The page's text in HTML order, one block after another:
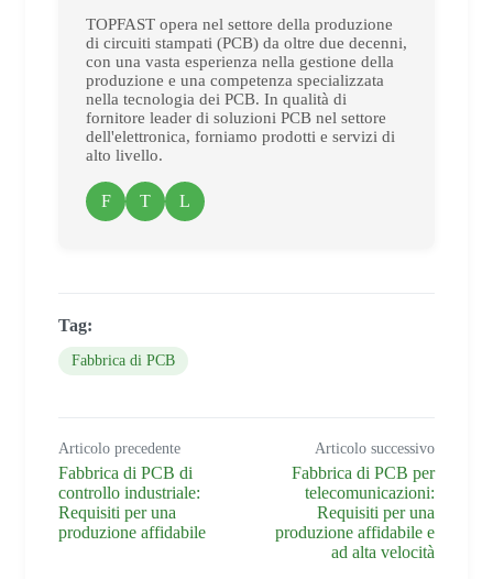
TOPFAST opera nel settore della produzione
di circuiti stampati (PCB) da oltre due decenni,
con una vasta esperienza nella gestione della
produzione e una competenza specializzata
nella tecnologia dei PCB. In qualità di
fornitore leader di soluzioni PCB nel settore
dell'elettronica, forniamo prodotti e servizi di
alto livello.
F T L
Tag:
Fabbrica di PCB
Articolo precedente
Fabbrica di PCB di
controllo industriale:
Requisiti per una
produzione affidabile
Articolo successivo
Fabbrica di PCB per
telecomunicazioni:
Requisiti per una
produzione affidabile e
ad alta velocità